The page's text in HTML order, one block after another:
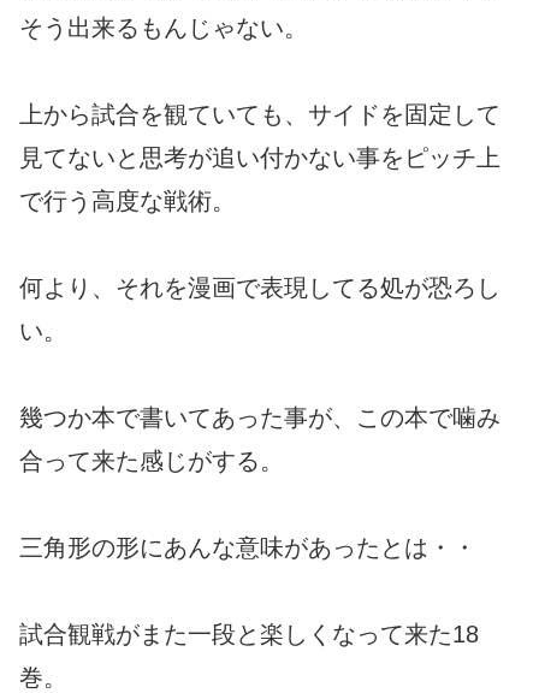
そう出来るもんじゃない。
上から試合を観ていても、サイドを固定して
見てないと思考が追い付かない事をピッチ上
で行う高度な戦術。
何より、それを漫画で表現してる処が恐ろし
い。
幾つか本で書いてあった事が、この本で噛み
合って来た感じがする。
三角形の形にあんな意味があったとは・・
試合観戦がまた一段と楽しくなって来た18
巻。